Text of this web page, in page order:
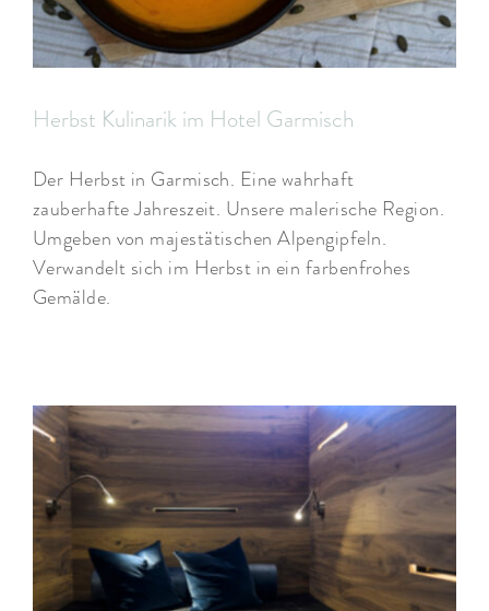
Herbst Kulinarik im Hotel Garmisch
Der Herbst in Garmisch. Eine wahrhaft
zauberhafte Jahreszeit. Unsere malerische Region.
Umgeben von majestätischen Alpengipfeln.
Verwandelt sich im Herbst in ein farbenfrohes
Gemälde.